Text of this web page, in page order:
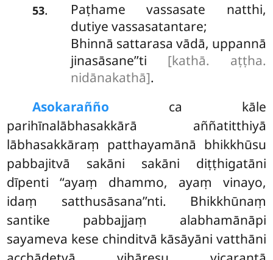
53.
Paṭhame vassasate natthi,
dutiye vassasatantare;
Bhinnā sattarasa vādā, uppannā
jinasāsane’’ti [kathā. aṭṭha.
nidānakathā].
Asokarañño ca kāle
parihīnalābhasakkārā aññatitthiyā
lābhasakkāraṃ patthayamānā bhikkhūsu
pabbajitvā sakāni sakāni diṭṭhigatāni
dīpenti ‘‘ayaṃ dhammo, ayaṃ vinayo,
idaṃ satthusāsana’’nti. Bhikkhūnaṃ
santike pabbajjaṃ alabhamānāpi
sayameva kese chinditvā kāsāyāni vatthāni